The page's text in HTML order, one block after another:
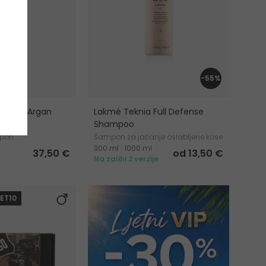
Bio Argan
37,50 €
-55%
Lakmé Teknia Full Defense
Shampoo
Šampon za jačanje oslabljene kose
300 ml
1000 ml
Na zalihi 2 verzije
od 13,50 €